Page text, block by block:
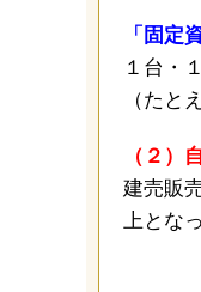
「固定
１台・
（たと
（２）
建売販
上とな